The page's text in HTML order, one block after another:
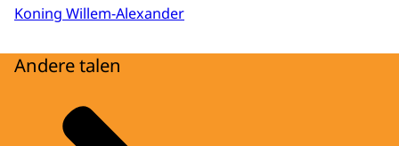
Koning Willem-Alexander
Andere talen